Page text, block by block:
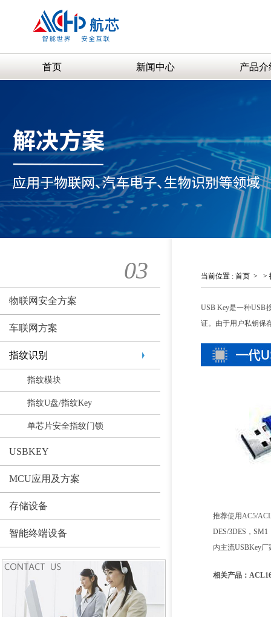
首页 新闻中心 产品介
03
物联网安全方案
车联网方案
指纹识别
指纹模块
指纹U盘/指纹Key
单芯片安全指纹门锁
USBKEY
MCU应用及方案
存储设备
智能终端设备
当前位置 : 首页 > >
USB Key是一种USB
证。由于用户私钥保
推荐使用AC5/
DES/3DES，
内主流USBKey
相关产品：